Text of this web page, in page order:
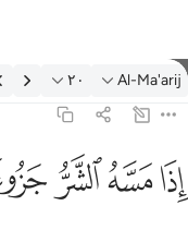
تفسیر: Al-Ma'arij ۲۰:۷۰
Al-Ma'arij ۲۰
اذا مسه الشر جزوعا ٢٠
إِذَا مَسَّهُ ٱلشَّرُّ جَزُوعًۭا ٢٠
ﱰﱱﱲ